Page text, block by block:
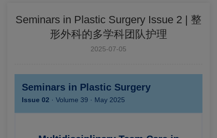
Seminars in Plastic Surgery Issue 2 | 整
形外科的多学科团队护理
2025-07-05
Seminars in Plastic Surgery
Issue 02 · Volume 39 · May 2025